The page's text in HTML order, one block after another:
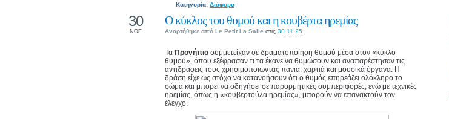
Κατηγορία: Διάφορα
Ο κύκλος του θυμού και η κουβέρτα ηρεμίας
Αναρτήθηκε από Le Petit La Salle στις 30.11.25
30
ΝΟΕ
Τα Προνήπια συμμετείχαν σε δραματοποίηση θυμού μέσα στον «κύκλο
θυμού», όπου εξέφρασαν τι τα έκανε να θυμώσουν και αναπαρέστησαν τις
αντιδράσεις τους χρησιμοποιώντας πανιά, χαρτιά και μουσικά όργανα. Η
δράση είχε ως στόχο να κατανοήσουν ότι ο θυμός επηρεάζει ολόκληρο το
σώμα και μπορεί να οδηγήσει σε παρορμητικές συμπεριφορές, ενώ με τεχνικές
ηρεμίας, όπως η «κουβερτούλα ηρεμίας», μπορούν να επανακτούν τον
έλεγχο.